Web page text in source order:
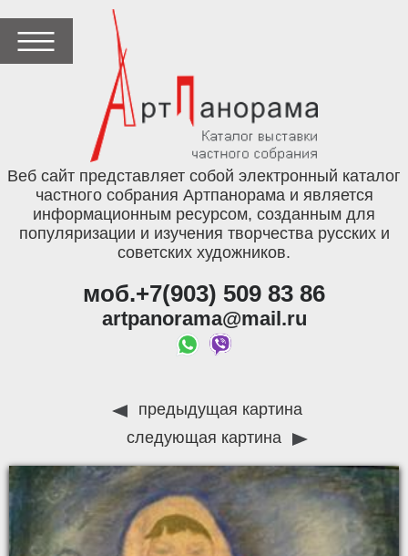
Веб сайт представляет собой электронный каталог
частного собрания Артпанорама и является
информационным ресурсом, созданным для
популяризации и изучения творчества русских и
советских художников.
моб.+7(903) 509 83 86
artpanorama@mail.ru
предыдущая картина
следующая картина